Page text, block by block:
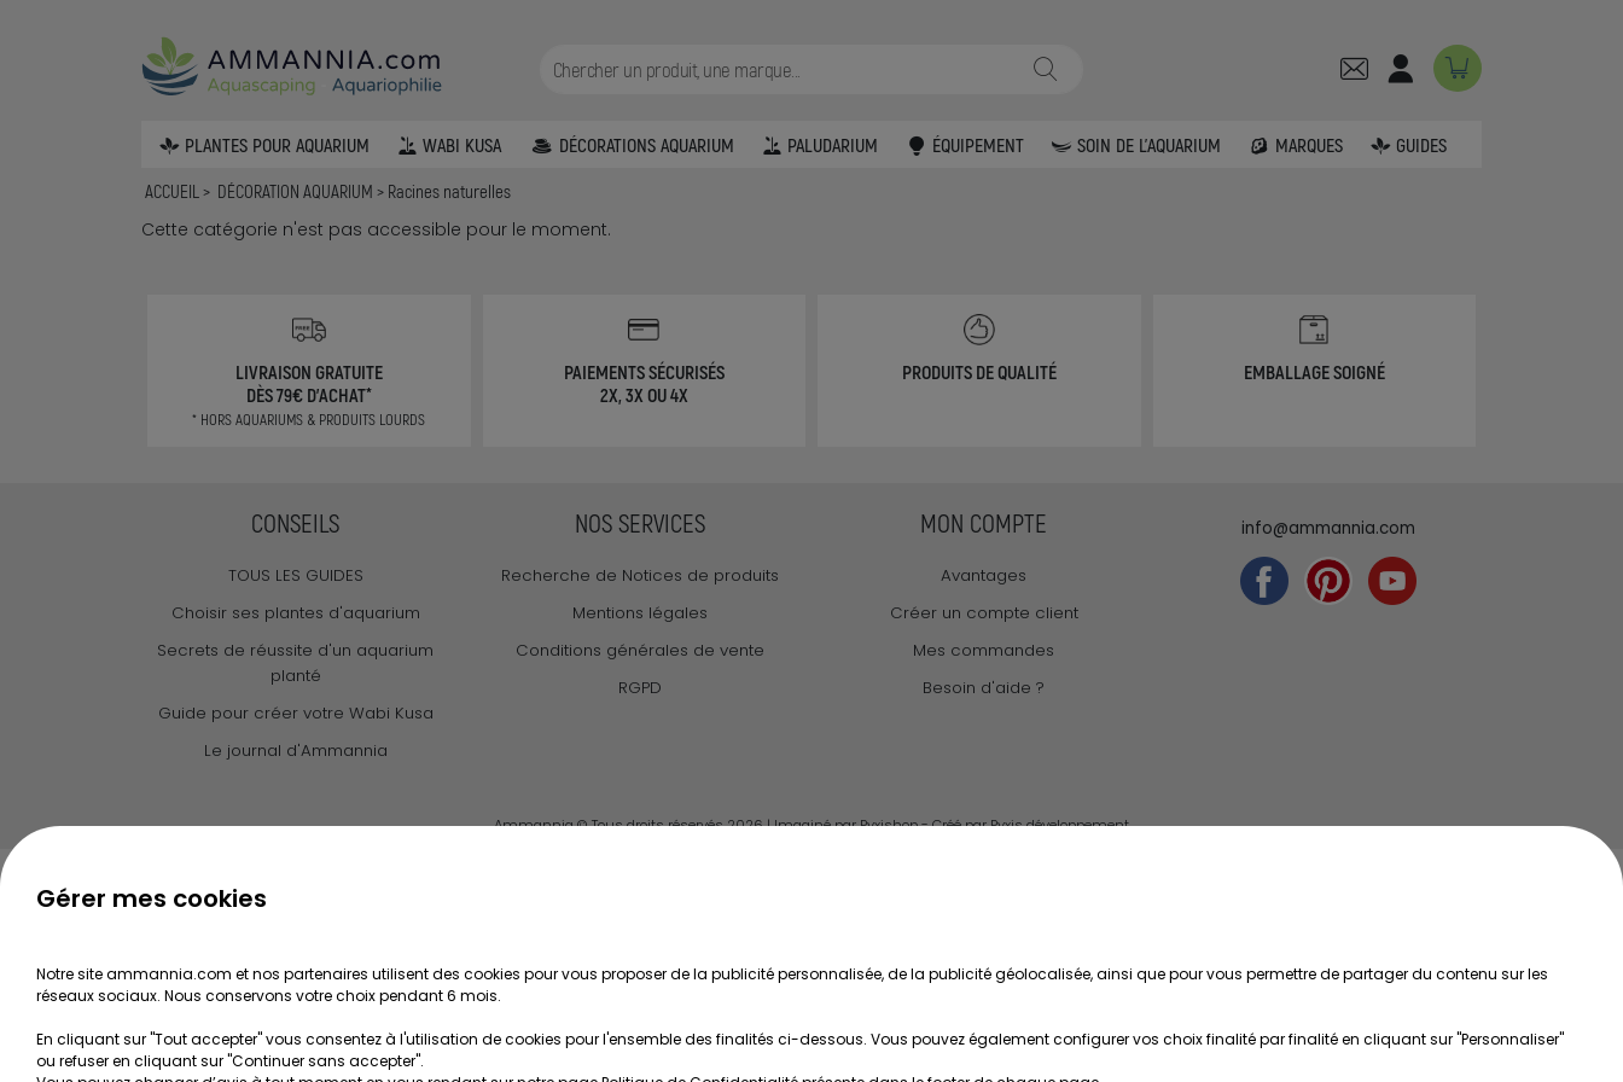
PLANTES POUR AQUARIUM WABI KUSA DÉCORATIONS AQUARIUM PALUDARIUM ÉQUIPEMENT SOIN DE L'AQUARIUM MARQUES GUIDES
ACCUEIL DÉCORATION AQUARIUM Racines naturelles
Cette catégorie n'est pas accessible pour le moment.
LIVRAISON GRATUITE
DÈS 79€ D'ACHAT*
* HORS AQUARIUMS & PRODUITS LOURDS
PAIEMENTS SÉCURISÉS
2X, 3X OU 4X
PRODUITS DE QUALITÉ EMBALLAGE SOIGNÉ
CONSEILS
TOUS LES GUIDES
Choisir ses plantes d'aquarium
Secrets de réussite d'un aquarium
planté
Guide pour créer votre Wabi Kusa
Le journal d'Ammannia
NOS SERVICES
Recherche de Notices de produits
Mentions légales
Conditions générales de vente
RGPD
MON COMPTE
Avantages
Créer un compte client
Mes commandes
Besoin d'aide ?
info@ammannia.com
Ammannia © Tous droits réservés 2026 | Imaginé par Pyxishop - Créé parPyxis développement
Gérer mes cookies
Notre site ammannia.com et nos partenaires utilisent des cookies pour vous proposer de la publicité personnalisée, de la publicité géolocalisée, ainsi que pour vous permettre de partager du contenu sur les
réseaux sociaux. Nous conservons votre choix pendant 6 mois.
En cliquant sur "Tout accepter" vous consentez à l'utilisation de cookies pour l'ensemble des finalités ci-dessous. Vous pouvez également configurer vos choix finalité par finalité en cliquant sur "Personnaliser"
ou refuser en cliquant sur "Continuer sans accepter".